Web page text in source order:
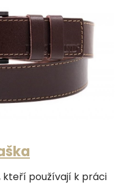
kteří používají k práci